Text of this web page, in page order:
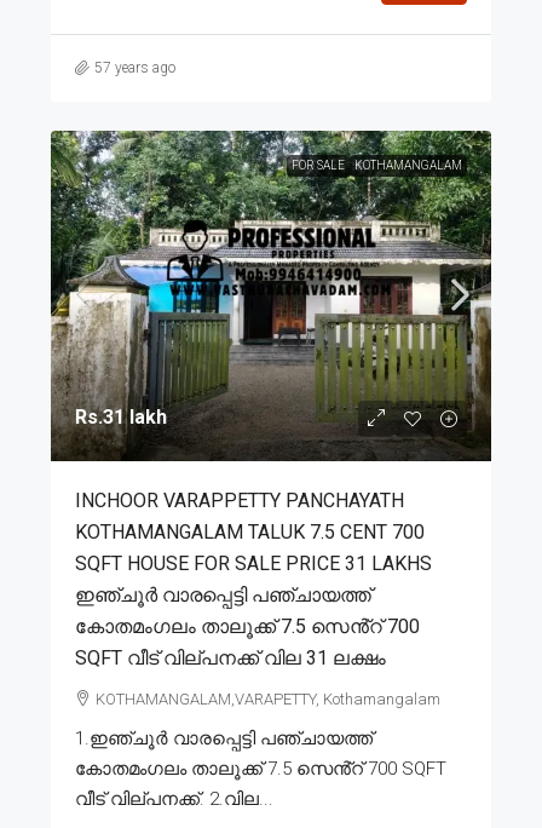
57 years ago
FOR SALE KOTHAMANGALAM
Rs.31 lakh
INCHOOR VARAPPETTY PANCHAYATH
KOTHAMANGALAM TALUK 7.5 CENT 700
SQFT HOUSE FOR SALE PRICE 31 LAKHS
ഇഞ്ചൂർ വാരപ്പെട്ടി പഞ്ചായത്ത്
കോതമംഗലം താലൂക്ക് 7.5 സെൻ്റ് 700
SQFT വീട് വില്പനക്ക് വില 31 ലക്ഷം
KOTHAMANGALAM,VARAPETTY, Kothamangalam
1.ഇഞ്ചൂർ വാരപ്പെട്ടി പഞ്ചായത്ത്
കോതമംഗലം താലൂക്ക് 7.5 സെൻ്റ് 700 SQFT
വീട് വില്പനക്ക്. 2.വില...